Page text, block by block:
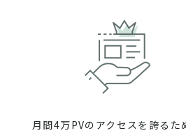
月間4万PVのアクセスを誇るた